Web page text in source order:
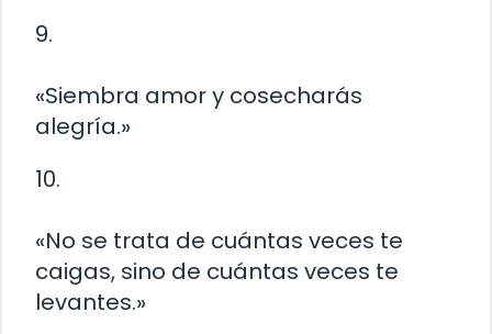
9.
«Siembra amor y cosecharás
alegría.»
10.
«No se trata de cuántas veces te
caigas, sino de cuántas veces te
levantes.»